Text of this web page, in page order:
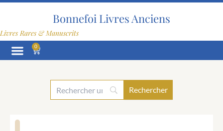
Aller
Bonnefoi Livres Anciens
Livres Rares & Manuscrits
0
Panier